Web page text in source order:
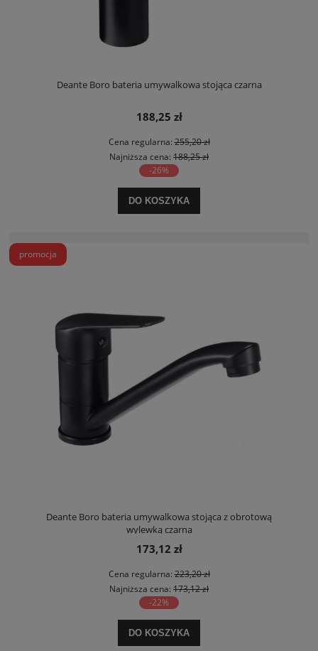
Deante Boro bateria umywalkowa stojąca czarna
188,25 zł
Cena regularna:255,20 zł
Najniższa cena: 188,25 zł
-26%
DO KOSZYKA
Deante Boro bateria umywalkowa stojąca z obrotową
wylewką czarna
173,12 zł
Cena regularna:223,20 zł
Najniższa cena: 173,12 zł
-22%
DO KOSZYKA
promocja